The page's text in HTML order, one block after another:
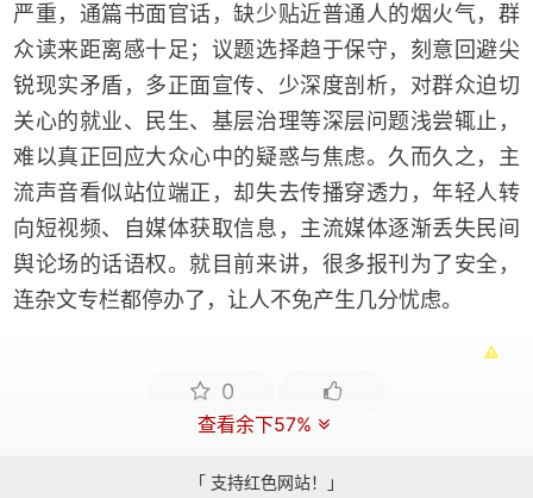
严重，通篇书面官话，缺少贴近普通人的烟火气，群
众读来距离感十足；议题选择趋于保守，刻意回避尖
锐现实矛盾，多正面宣传、少深度剖析，对群众迫切
关心的就业、民生、基层治理等深层问题浅尝辄止，
难以真正回应大众心中的疑惑与焦虑。久而久之，主
流声音看似站位端正，却失去传播穿透力，年轻人转
向短视频、自媒体获取信息，主流媒体逐渐丢失民间
舆论场的话语权。就目前来讲，很多报刊为了安全，
连杂文专栏都停办了，让人不免产生几分忧虑。
0
查看余下57%
「 支持红色网站！」